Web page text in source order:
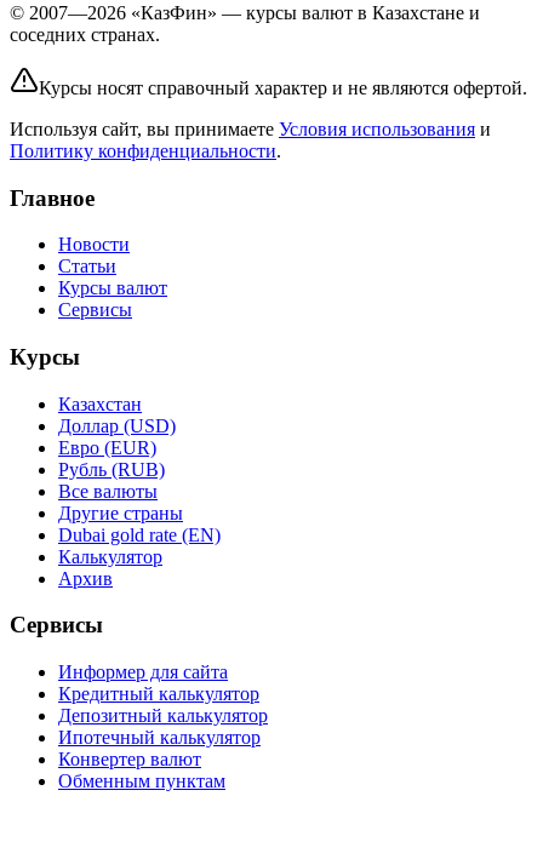
© 2007—2026 «КазФин» — курсы валют в Казахстане и
соседних странах.
Курсы носят справочный характер и не являются офертой.
Используя сайт, вы принимаете Условия использования и
Политику конфиденциальности.
Главное
Новости
Статьи
Курсы валют
Сервисы
Курсы
Казахстан
Доллар (USD)
Евро (EUR)
Рубль (RUB)
Все валюты
Другие страны
Dubai gold rate (EN)
Калькулятор
Архив
Сервисы
Информер для сайта
Кредитный калькулятор
Депозитный калькулятор
Ипотечный калькулятор
Конвертер валют
Обменным пунктам